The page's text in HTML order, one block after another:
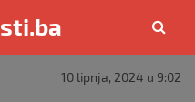
10 lipnja, 2024 u 9:02